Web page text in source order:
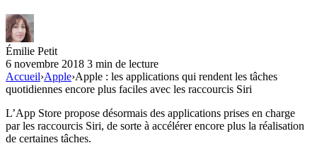
Émilie Petit
6 novembre 2018 3 min de lecture
Accueil›Apple›Apple : les applications qui rendent les tâches
quotidiennes encore plus faciles avec les raccourcis Siri
L’App Store propose désormais des applications prises en charge
par les raccourcis Siri, de sorte à accélérer encore plus la réalisation
de certaines tâches.